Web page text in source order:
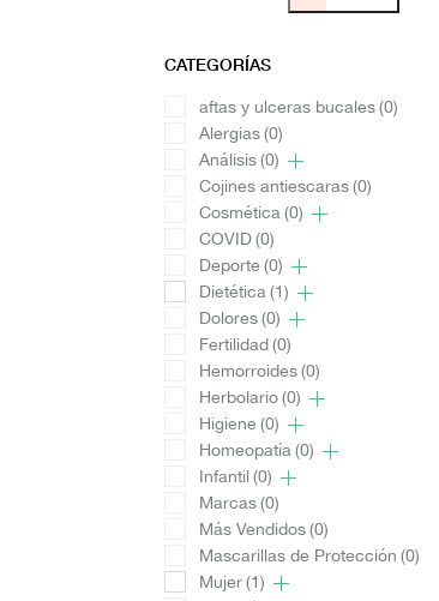
CATEGORÍAS
aftas y ulceras bucales(0)
Alergias(0)
Análisis(0)
Cojines antiescaras(0)
Cosmética(0)
COVID(0)
Deporte(0)
Dietética(1)
Dolores(0)
Fertilidad(0)
Hemorroides(0)
Herbolario(0)
Higiene(0)
Homeopatía(0)
Infantil(0)
Marcas(0)
Más Vendidos(0)
Mascarillas de Protección(0)
Mujer(1)